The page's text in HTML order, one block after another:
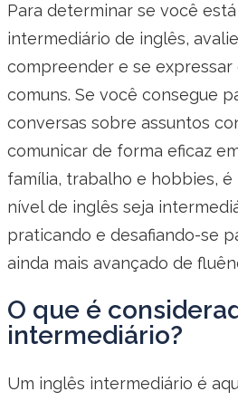
Para determinar se você
intermediário de inglês,
compreender e se expressar
comuns. Se você consegue
conversas sobre assuntos
comunicar de forma eficaz
família, trabalho e hobbies,
nível de inglês seja
praticando e desafiando-se
ainda mais avançado de
O que é
intermediário?
Um inglês intermediário é